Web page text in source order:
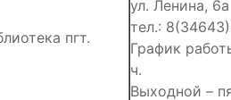
пгт.
ул. Ленина, 6а
тел.:
График
ч.
Выходной –